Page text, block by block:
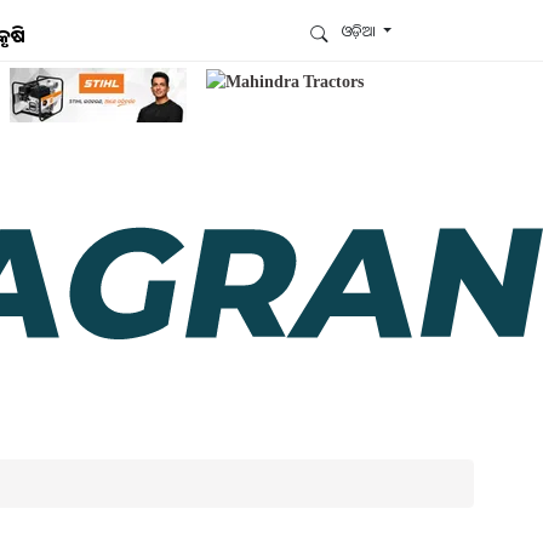
ଓଡ଼ିଆ
ଆମେ ହ୍ବାଟ୍ସଆପ୍‌ରେ ଅଛୁ ! ଆମ ହ୍ବାଟ୍ସଆପ ଗ୍ରୁପରେ
ଏବଂ ଆପଙ୍କୁ ଆବଶ୍ୟକ ହେଉଥିବା ସବୁ
ଗୁରୁତ୍ବପୂର୍ଣ୍ଣ ଅପଡେଟ୍‌ ପାଆନ୍ତୁ ପ୍ରତିଦିନ ।